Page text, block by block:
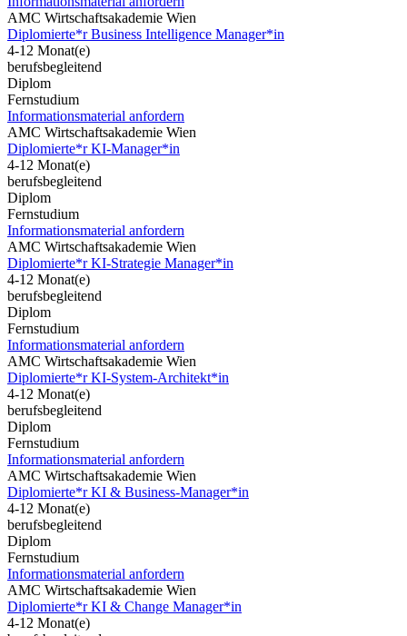
AMC Wirtschaftsakademie Wien
Diplomierte*r Business Intelligence Manager*in
4-12 Monat(e)
berufsbegleitend
Diplom
Fernstudium
Informationsmaterial anfordern
AMC Wirtschaftsakademie Wien
Diplomierte*r KI-Manager*in
4-12 Monat(e)
berufsbegleitend
Diplom
Fernstudium
Informationsmaterial anfordern
AMC Wirtschaftsakademie Wien
Diplomierte*r KI-Strategie Manager*in
4-12 Monat(e)
berufsbegleitend
Diplom
Fernstudium
Informationsmaterial anfordern
AMC Wirtschaftsakademie Wien
Diplomierte*r KI-System-Architekt*in
4-12 Monat(e)
berufsbegleitend
Diplom
Fernstudium
Informationsmaterial anfordern
AMC Wirtschaftsakademie Wien
Diplomierte*r KI & Business-Manager*in
4-12 Monat(e)
berufsbegleitend
Diplom
Fernstudium
Informationsmaterial anfordern
AMC Wirtschaftsakademie Wien
Diplomierte*r KI & Change Manager*in
4-12 Monat(e)